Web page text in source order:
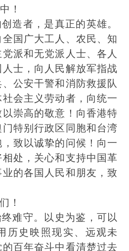
！
造者，是真正的英雄。
国广大工人、农民、知
派和无党派人士、各人
士，向人民解放军指战
公安干警和消防救援队
会主义劳动者，向统一
崇高的敬意！向香港特
特别行政区同胞和台湾
致以诚挚的问候！向一
处，关心和支持中国革
的各国人民和朋友，致
！
难守。以史为鉴，可以
历史映照现实、远观未
百年奋斗中看清楚过去